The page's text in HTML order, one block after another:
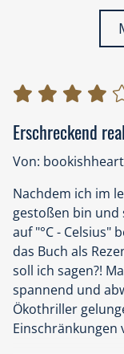
Erschreckend
Von:
Nachdem ich im
gestoßen bin und
auf "°C - Celsius"
das Buch als
soll ich sagen?!
spannend und
Ökothriller
Einschränkungen